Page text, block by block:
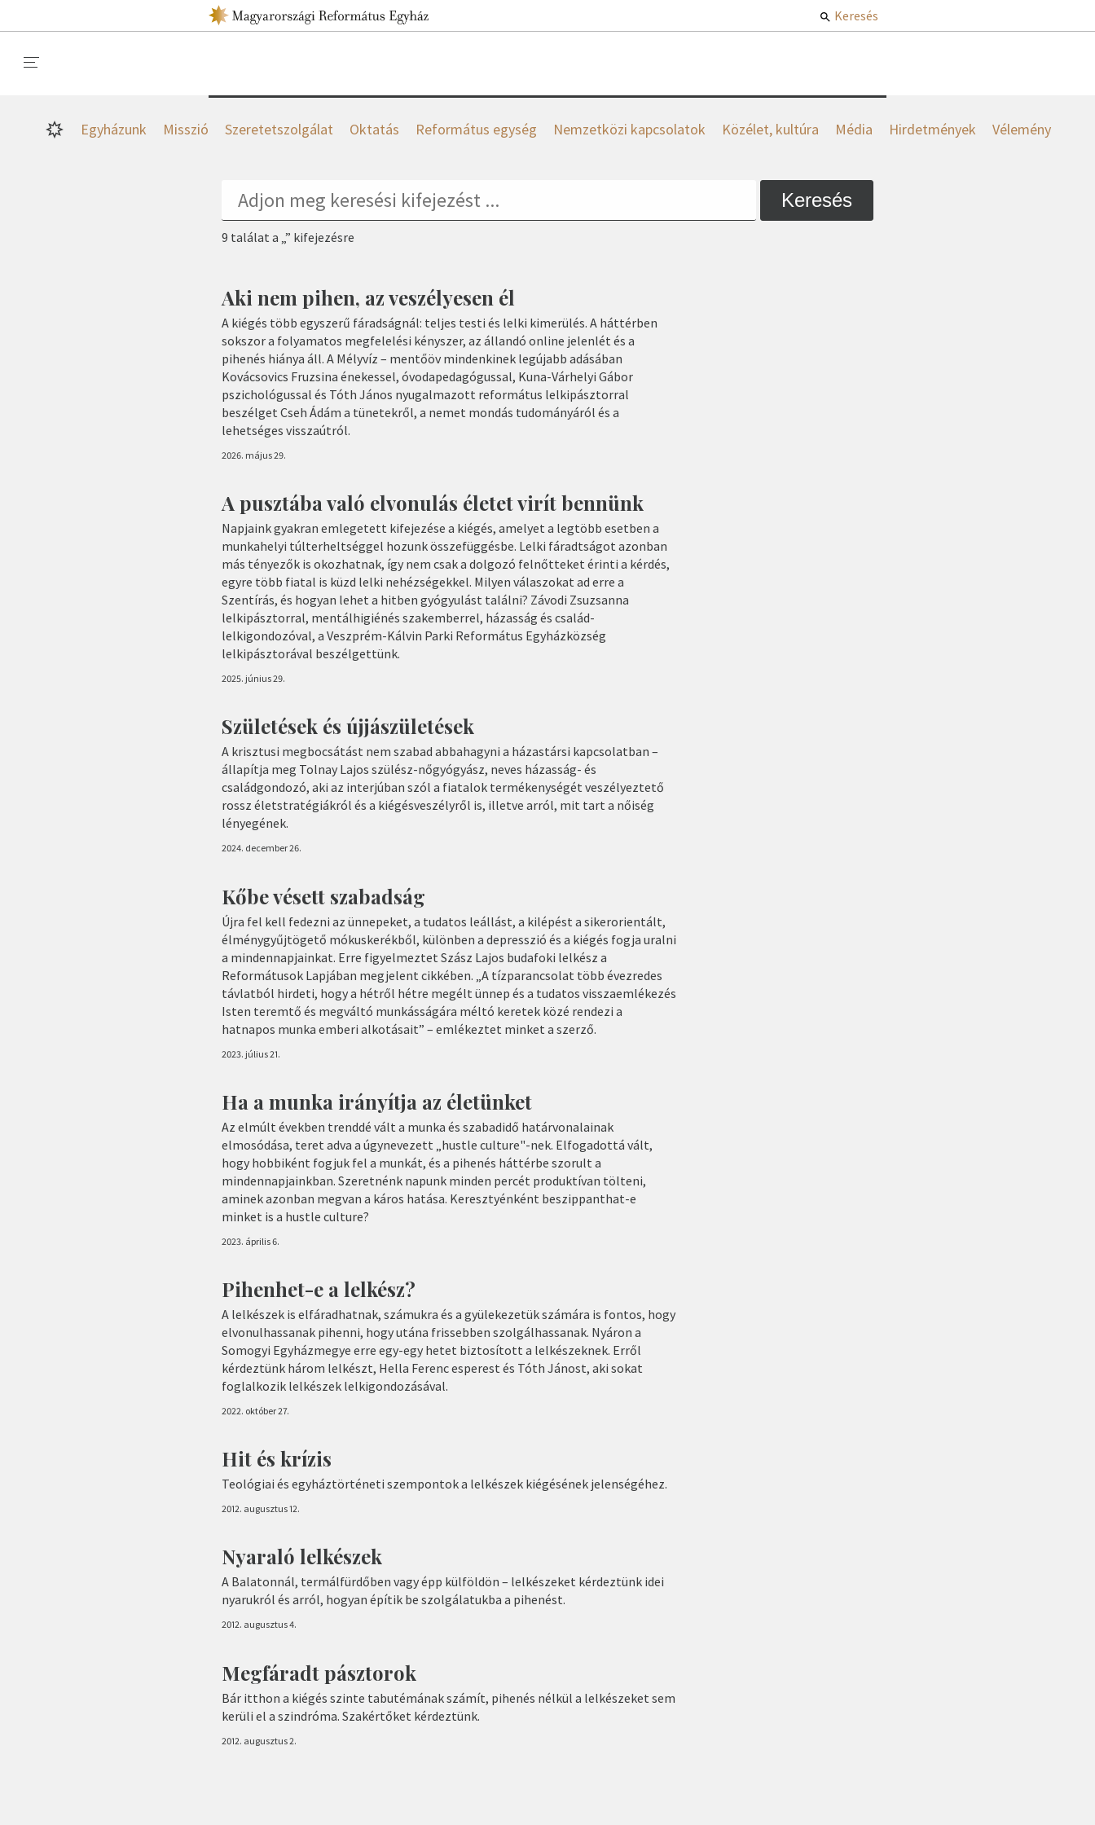
Keresés
Egyházunk Misszió Szeretetszolgálat Oktatás Református egység Nemzetközi kapcsolatok Közélet, kultúra Média Hirdetmények Vélemény
Keresés
9 találat a „” kifejezésre
Aki nem pihen, az veszélyesen él
A kiégés több egyszerű fáradságnál: teljes testi és lelki kimerülés. A háttérben
sokszor a folyamatos megfelelési kényszer, az állandó online jelenlét és a
pihenés hiánya áll. A Mélyvíz – mentőöv mindenkinek legújabb adásában
Kovácsovics Fruzsina énekessel, óvodapedagógussal, Kuna-Várhelyi Gábor
pszichológussal és Tóth János nyugalmazott református lelkipásztorral
beszélget Cseh Ádám a tünetekről, a nemet mondás tudományáról és a
lehetséges visszaútról.
2026. május 29.
A pusztába való elvonulás életet virít bennünk
Napjaink gyakran emlegetett kifejezése a kiégés, amelyet a legtöbb esetben a
munkahelyi túlterheltséggel hozunk összefüggésbe. Lelki fáradtságot azonban
más tényezők is okozhatnak, így nem csak a dolgozó felnőtteket érinti a kérdés,
egyre több fiatal is küzd lelki nehézségekkel. Milyen válaszokat ad erre a
Szentírás, és hogyan lehet a hitben gyógyulást találni? Závodi Zsuzsanna
lelkipásztorral, mentálhigiénés szakemberrel, házasság és család-
lelkigondozóval, a Veszprém-Kálvin Parki Református Egyházközség
lelkipásztorával beszélgettünk.
2025. június 29.
Születések és újjászületések
A krisztusi megbocsátást nem szabad abbahagyni a házastársi kapcsolatban –
állapítja meg Tolnay Lajos szülész-nőgyógyász, neves házasság- és
családgondozó, aki az interjúban szól a fiatalok termékenységét veszélyeztető
rossz életstratégiákról és a kiégésveszélyről is, illetve arról, mit tart a nőiség
lényegének.
2024. december 26.
Kőbe vésett szabadság
Újra fel kell fedezni az ünnepeket, a tudatos leállást, a kilépést a sikerorientált,
élménygyűjtögető mókuskerékből, különben a depresszió és a kiégés fogja uralni
a mindennapjainkat. Erre figyelmeztet Szász Lajos budafoki lelkész a
Reformátusok Lapjában megjelent cikkében. „A tízparancsolat több évezredes
távlatból hirdeti, hogy a hétről hétre megélt ünnep és a tudatos visszaemlékezés
Isten teremtő és megváltó munkásságára méltó keretek közé rendezi a
hatnapos munka emberi alkotásait” – emlékeztet minket a szerző.
2023. július 21.
Ha a munka irányítja az életünket
Az elmúlt években trenddé vált a munka és szabadidő határvonalainak
elmosódása, teret adva a úgynevezett „hustle culture"-nek. Elfogadottá vált,
hogy hobbiként fogjuk fel a munkát, és a pihenés háttérbe szorult a
mindennapjainkban. Szeretnénk napunk minden percét produktívan tölteni,
aminek azonban megvan a káros hatása. Keresztyénként beszippanthat-e
minket is a hustle culture?
2023. április 6.
Pihenhet-e a lelkész?
A lelkészek is elfáradhatnak, számukra és a gyülekezetük számára is fontos, hogy
elvonulhassanak pihenni, hogy utána frissebben szolgálhassanak. Nyáron a
Somogyi Egyházmegye erre egy-egy hetet biztosított a lelkészeknek. Erről
kérdeztünk három lelkészt, Hella Ferenc esperest és Tóth Jánost, aki sokat
foglalkozik lelkészek lelkigondozásával.
2022. október 27.
Hit és krízis
Teológiai és egyháztörténeti szempontok a lelkészek kiégésének jelenségéhez.
2012. augusztus 12.
Nyaraló lelkészek
A Balatonnál, termálfürdőben vagy épp külföldön – lelkészeket kérdeztünk idei
nyarukról és arról, hogyan építik be szolgálatukba a pihenést.
2012. augusztus 4.
Megfáradt pásztorok
Bár itthon a kiégés szinte tabutémának számít, pihenés nélkül a lelkészeket sem
kerüli el a szindróma. Szakértőket kérdeztünk.
2012. augusztus 2.